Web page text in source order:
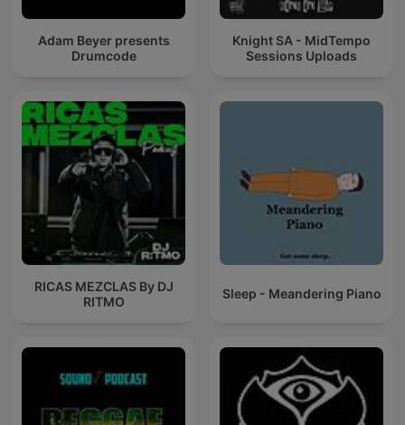
Adam Beyer presents
Drumcode
Knight SA - MidTempo
Sessions Uploads
RICAS MEZCLAS By DJ
RITMO
Sleep - Meandering Piano